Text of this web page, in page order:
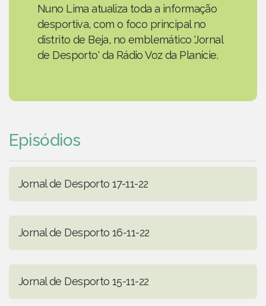
Nuno Lima atualiza toda a informação
desportiva, com o foco principal no
distrito de Beja, no emblemático 'Jornal
de Desporto' da Rádio Voz da Planície.
Episódios
Jornal de Desporto 17-11-22
Jornal de Desporto 16-11-22
Jornal de Desporto 15-11-22